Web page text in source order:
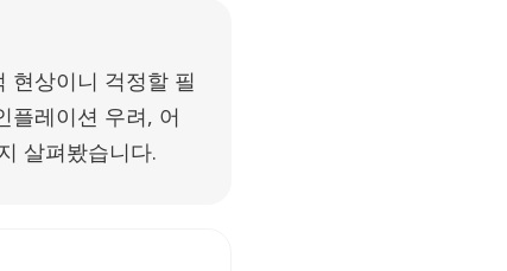
현상이니 걱정할 필
플레이션 우려, 어
살펴봤습니다.